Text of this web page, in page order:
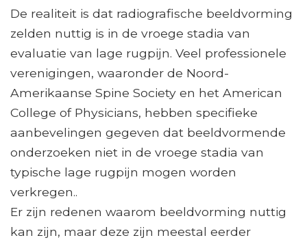
De realiteit is dat radiografische beeldvorming
zelden nuttig is in de vroege stadia van
evaluatie van lage rugpijn. Veel professionele
verenigingen, waaronder de Noord-
Amerikaanse Spine Society en het American
College of Physicians, hebben specifieke
aanbevelingen gegeven dat beeldvormende
onderzoeken niet in de vroege stadia van
typische lage rugpijn mogen worden
verkregen..
Er zijn redenen waarom beeldvorming nuttig
kan zijn, maar deze zijn meestal eerder